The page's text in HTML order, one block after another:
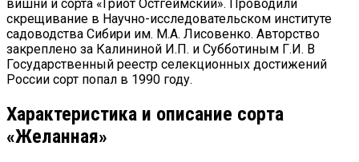
вишни и сорта «Гриот Остгеймский». Проводили
скрещивание в Научно-исследовательском институте
садоводства Сибири им. М.А. Лисовенко. Авторство
закреплено за Калининой И.П. и Субботиным Г.И. В
Государственный реестр селекционных достижений
России сорт попал в 1990 году.
Характеристика и описание сорта
«Желанная»